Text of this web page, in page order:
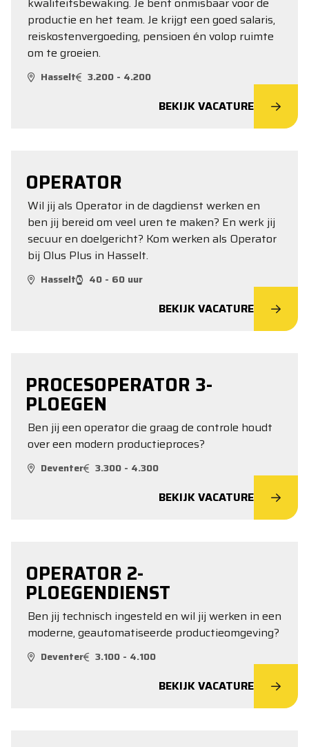
productie en het team. Je krijgt een goed salaris,
reiskostenvergoeding, pensioen én volop ruimte
om te groeien.
Hasselt 3.200 - 4.200
BEKIJK VACATURE
OPERATOR
Wil jij als Operator in de dagdienst werken en
ben jij bereid om veel uren te maken? En werk jij
secuur en doelgericht? Kom werken als Operator
bij Olus Plus in Hasselt.
Hasselt 40 - 60 uur
BEKIJK VACATURE
PROCESOPERATOR 3-
PLOEGEN
Ben jij een operator die graag de controle houdt
over een modern productieproces?
Deventer 3.300 - 4.300
BEKIJK VACATURE
OPERATOR 2-
PLOEGENDIENST
Ben jij technisch ingesteld en wil jij werken in een
moderne, geautomatiseerde productieomgeving?
Deventer 3.100 - 4.100
BEKIJK VACATURE